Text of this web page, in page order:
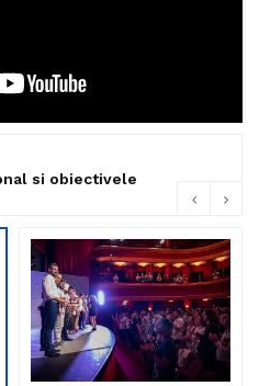
si obiectivele